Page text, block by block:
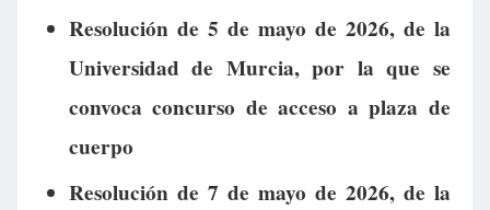
Resolución de 5 de mayo de 2026, de la
Universidad de Murcia, por la que se
convoca concurso de acceso a plaza de
cuerpo
Resolución de 7 de mayo de 2026, de la